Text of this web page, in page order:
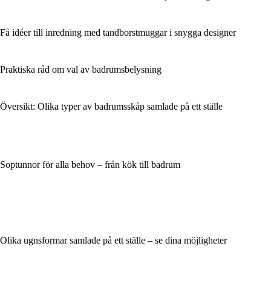
Få idéer till inredning med tandborstmuggar i snygga designer
Praktiska råd om val av badrumsbelysning
Översikt: Olika typer av badrumsskåp samlade på ett ställe
Soptunnor för alla behov – från kök till badrum
Olika ugnsformar samlade på ett ställe – se dina möjligheter